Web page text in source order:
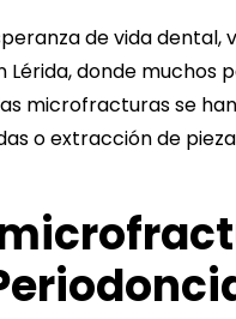
de vida dental,
Lérida, donde muchos
microfracturas se
o extracción de